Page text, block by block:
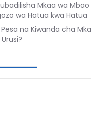
Mkaa wa
wa Hatua kwa Hatua
na Kiwanda cha